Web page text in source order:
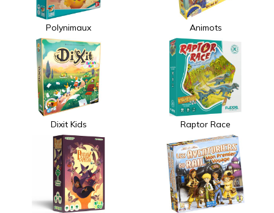
Polynimaux Animots
Dixit Kids Raptor Race